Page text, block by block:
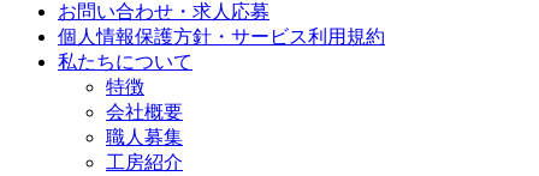
お問い合わせ・求人応募
個人情報保護方針・サービス利用規約
私たちについて
特徴
会社概要
職人募集
工房紹介